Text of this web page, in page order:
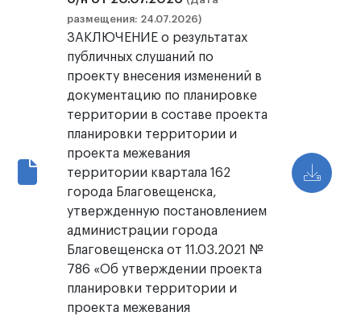
размещения: 24.07.2026)
ЗАКЛЮЧЕНИЕ о результатах
публичных слушаний по
проекту внесения изменений в
документацию по планировке
территории в составе проекта
планировки территории и
проекта межевания
территории квартала 162
города Благовещенска,
утвержденную постановлением
администрации города
Благовещенска от 11.03.2021 №
786 «Об утверждении проекта
планировки территории и
проекта межевания